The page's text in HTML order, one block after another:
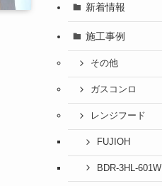
新着情報
施工事例
その他
ガスコンロ
レンジフード
FUJIOH
BDR-3HL-601W